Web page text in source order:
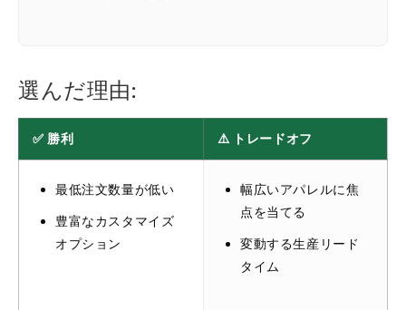
選んだ理由:
✅ 勝利 ⚠️ トレードオフ
最低注文数量が低い
豊富なカスタマイズ
オプション
幅広いアパレルに焦
点を当てる
変動する生産リード
タイム